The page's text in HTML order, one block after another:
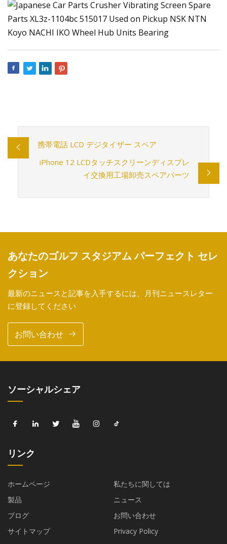
携帯電話 LCD デジタイザー スペア
iPhone 12 LCDタッチスクリーンディスプレ
イ交​​換用工場卸売スペアパーツ
あなたのゴルフ スタジアム パーフェクト セレ
クション
最新のニュースと記事を入手するには、月刊ニュースレター
に登録してください
お問い合わせ
ソーシャルシェア
リンク
ホームページ
私たちに関しては
製品
ニュース
ブログ
お問い合わせ
サイトマップ
Privacy Policy